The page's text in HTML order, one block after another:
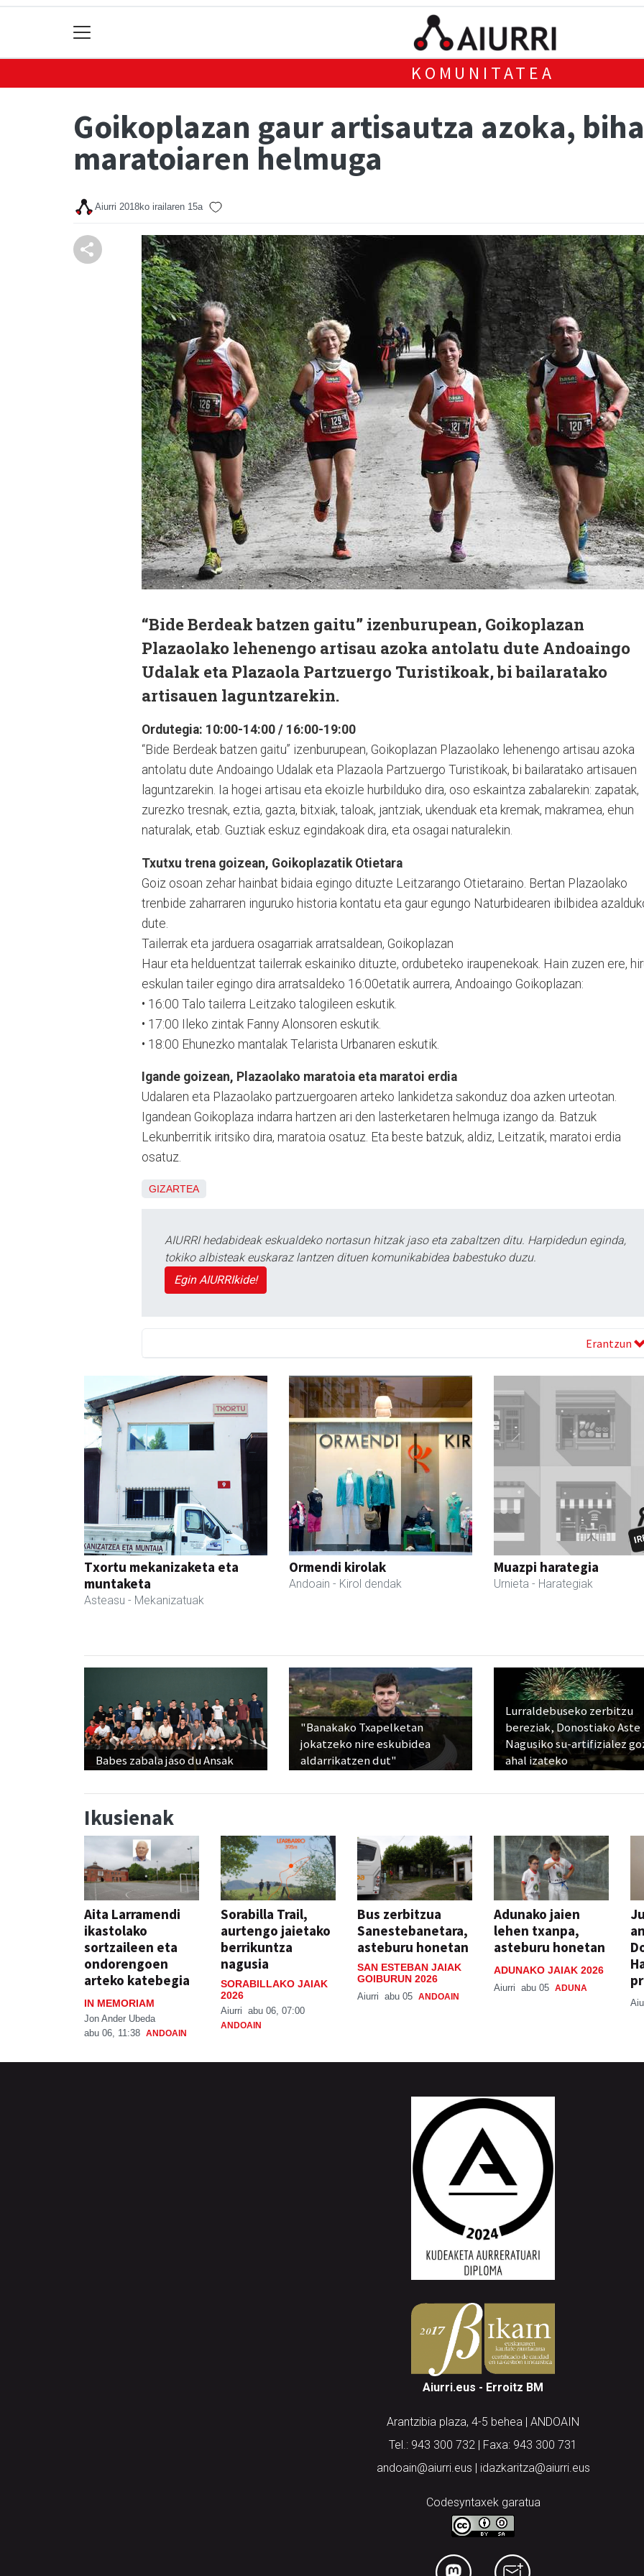
KOMUNITATEA
Goikoplazan gaur artisautza azoka,
maratoiaren helmuga
Aiurri 2018ko irailaren 15a
“Bide Berdeak batzen gaitu” izenburupean, Goikoplazan
Plazaolako lehenengo artisau azoka antolatu dute Andoaingo
Udalak eta Plazaola Partzuergo Turistikoak, bi bailaratako
artisauen laguntzarekin.
Ordutegia: 10:00-14:00 / 16:00-19:00
“Bide Berdeak batzen gaitu” izenburupean, Goikoplazan Plazaolako lehenengo artisau azoka
antolatu dute Andoaingo Udalak eta Plazaola Partzuergo Turistikoak, bi bailaratako artisauen
laguntzarekin. Ia hogei artisau eta ekoizle hurbilduko dira, oso eskaintza zabalarekin: zapatak,
zurezko tresnak, eztia, gazta, bitxiak, taloak, jantziak, ukenduak eta kremak, makramea, ehun
naturalak, etab. Guztiak eskuz egindakoak dira, eta osagai naturalekin.
Txutxu trena goizean, Goikoplazatik Otietara
Goiz osoan zehar hainbat bidaia egingo dituzte Leitzarango Otietaraino. Bertan Plazaolako
trenbide zaharraren inguruko historia kontatu eta gaur egungo Naturbidearen ibilbidea
dute.
Tailerrak eta jarduera osagarriak arratsaldean, Goikoplazan
Haur eta helduentzat tailerrak eskainiko dituzte, ordubeteko iraupenekoak. Hain zuzen ere,
eskulan tailer egingo dira arratsaldeko 16:00etatik aurrera, Andoaingo Goikoplazan:
• 16:00 Talo tailerra Leitzako talogileen eskutik.
• 17:00 Ileko zintak Fanny Alonsoren eskutik.
• 18:00 Ehunezko mantalak Telarista Urbanaren eskutik.
Igande goizean, Plazaolako maratoia eta maratoi erdia
Udalaren eta Plazaolako partzuergoaren arteko lankidetza sakonduz doa azken urteotan.
Igandean Goikoplaza indarra hartzen ari den lasterketaren helmuga izango da. Batzuk
Lekunberritik iritsiko dira, maratoia osatuz. Eta beste batzuk, aldiz, Leitzatik, maratoi erdia
osatuz.
GIZARTEA
AIURRI hedabideak eskualdeko nortasun hitzak jaso eta zabaltzen ditu. Harpidedun eginda,
tokiko albisteak euskaraz lantzen dituen komunikabidea babestuko duzu.
Egin AIURRIkide!
Erantzun
Txortu mekanizaketa eta
muntaketa
Asteasu - Mekanizatuak
Ormendi kirolak
Andoain - Kirol dendak
Muazpi harategia
Urnieta - Harategiak
Babes zabala jaso du Ansak
"Banakako Txapelketan
jokatzeko nire eskubidea
aldarrikatzen dut"
Lurraldebuseko zerbitzu
bereziak, Donostiako Aste
Nagusiko su-artifizialez
ahal izateko
Ikusienak
Aita Larramendi
ikastolako
sortzaileen eta
ondorengoen
arteko katebegia
IN MEMORIAM
Jon Ander Ubeda
abu 06, 11:38 ANDOAIN
Sorabilla Trail,
aurtengo jaietako
berrikuntza
nagusia
SORABILLAKO JAIAK
2026
Aiurri abu 06, 07:00
ANDOAIN
Bus zerbitzua
Sanestebanetara,
asteburu honetan
SAN ESTEBAN JAIAK
GOIBURUN 2026
Aiurri abu 05 ANDOAIN
Adunako jaien
lehen txanpa,
asteburu honetan
ADUNAKO JAIAK 2026
Aiurri abu 05 ADUNA
Aiurri.eus - Erroitz BM
Arantzibia plaza, 4-5 behea | ANDOAIN
Tel.: 943 300 732 | Faxa: 943 300 731
andoain@aiurri.eus | idazkaritza@aiurri.eus
Codesyntaxek garatua